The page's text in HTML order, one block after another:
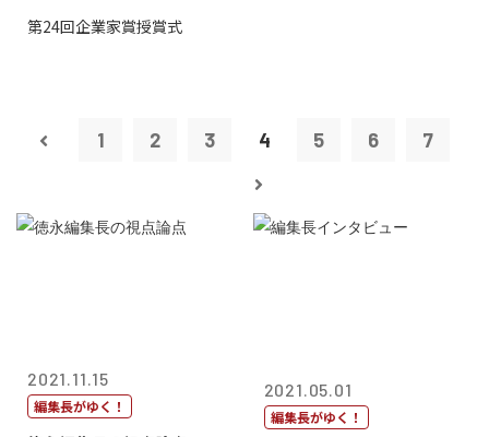
第24回企業家賞授賞式
1 2 3 4 5 6 7
2021.11.15
編集長がゆく！
2021.05.01
編集長がゆく！